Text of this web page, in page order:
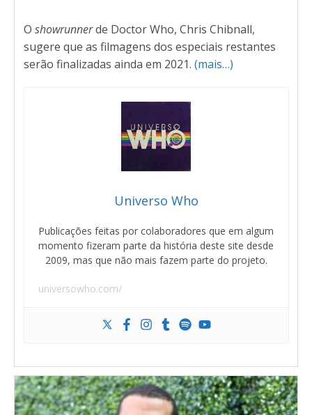
O showrunnerde Doctor Who, Chris Chibnall,
sugere que as filmagens dos especiais restantes
serão finalizadas ainda em 2021. (mais…)
Universo Who
Publicações feitas por colaboradores que em algum
momento fizeram parte da história deste site desde
2009, mas que não mais fazem parte do projeto.
universowho.com/